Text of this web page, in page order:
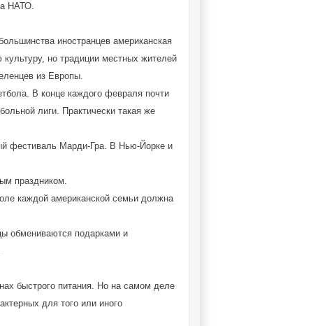
НАТО.
иностранцев американская
но традиции местных жителей
из Европы.
В конце каждого февраля почти
лиги. Практически такая же
фестиваль Марди-Гра. В Нью-Йорке и
праздником.
каждой американской семьи должна
обмениваются подарками и
быстрого питания. Но на самом деле
для того или иного